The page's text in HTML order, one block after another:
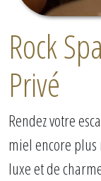
Rock
Privé
Rendez votre
miel encore
luxe et de